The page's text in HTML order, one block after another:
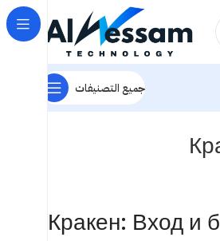
جميع التصنيفات
Кракен: Вход и